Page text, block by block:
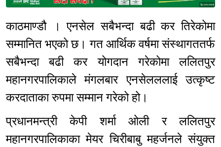
Sponsored
काठमाण्डौ । एनसेल सबैभन्दा बढी कर तिरेकोमा
सम्मानित भएको छ। गत आर्थिक वर्षमा संस्थागततर्फ
सबैभन्दा बढी कर योगदान गरेकोमा ललितपुर
महानगरपालिकाले मंगलबार एनसेलललाई उत्कृष्ट
करदाताका रुपमा सम्मान गरेको हो।
प्रधानमन्त्री केपी शर्मा ओली र ललितपुर
महानगरपालिकाका मेयर चिरीबाबु महर्जनले संयुक्त